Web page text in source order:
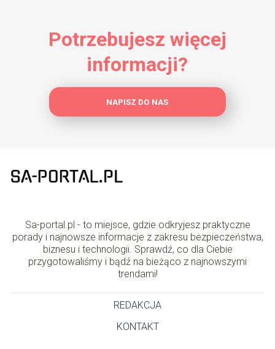
Potrzebujesz więcej
informacji?
NAPISZ DO NAS
Sa-portal.pl - to miejsce, gdzie odkryjesz praktyczne
porady i najnowsze informacje z zakresu bezpieczeństwa,
biznesu i technologii. Sprawdź, co dla Ciebie
przygotowaliśmy i bądź na bieżąco z najnowszymi
trendami!
REDAKCJA
KONTAKT